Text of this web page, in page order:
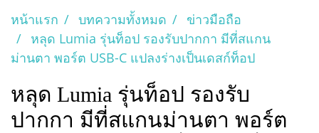
หน้าแรก บทความทั้งหมด
ข่าวมือถือ
หลุด Lumia รุ่นท็อป รองรับปากกา มีที่สแกน
ม่านตา พอร์ต USB-C แปลงร่างเป็นเดสก์ท็อป
หลุด Lumia รุ่นท็อป รองรับ
ปากกา มีที่สแกนม่านตา พอร์ต